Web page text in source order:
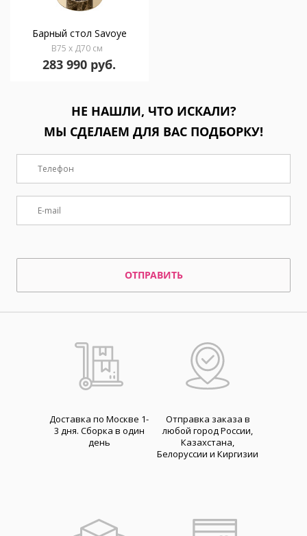
Барный стол Savoye
В75 x Д70 см
283 990 руб.
НЕ НАШЛИ, ЧТО ИСКАЛИ?
МЫ СДЕЛАЕМ ДЛЯ ВАС ПОДБОРКУ!
ОТПРАВИТЬ
Доставка по Москве 1-
3 дня. Cборка в один
день
Отправка заказа в
любой город России,
Казахстана,
Белоруссии и Киргизии